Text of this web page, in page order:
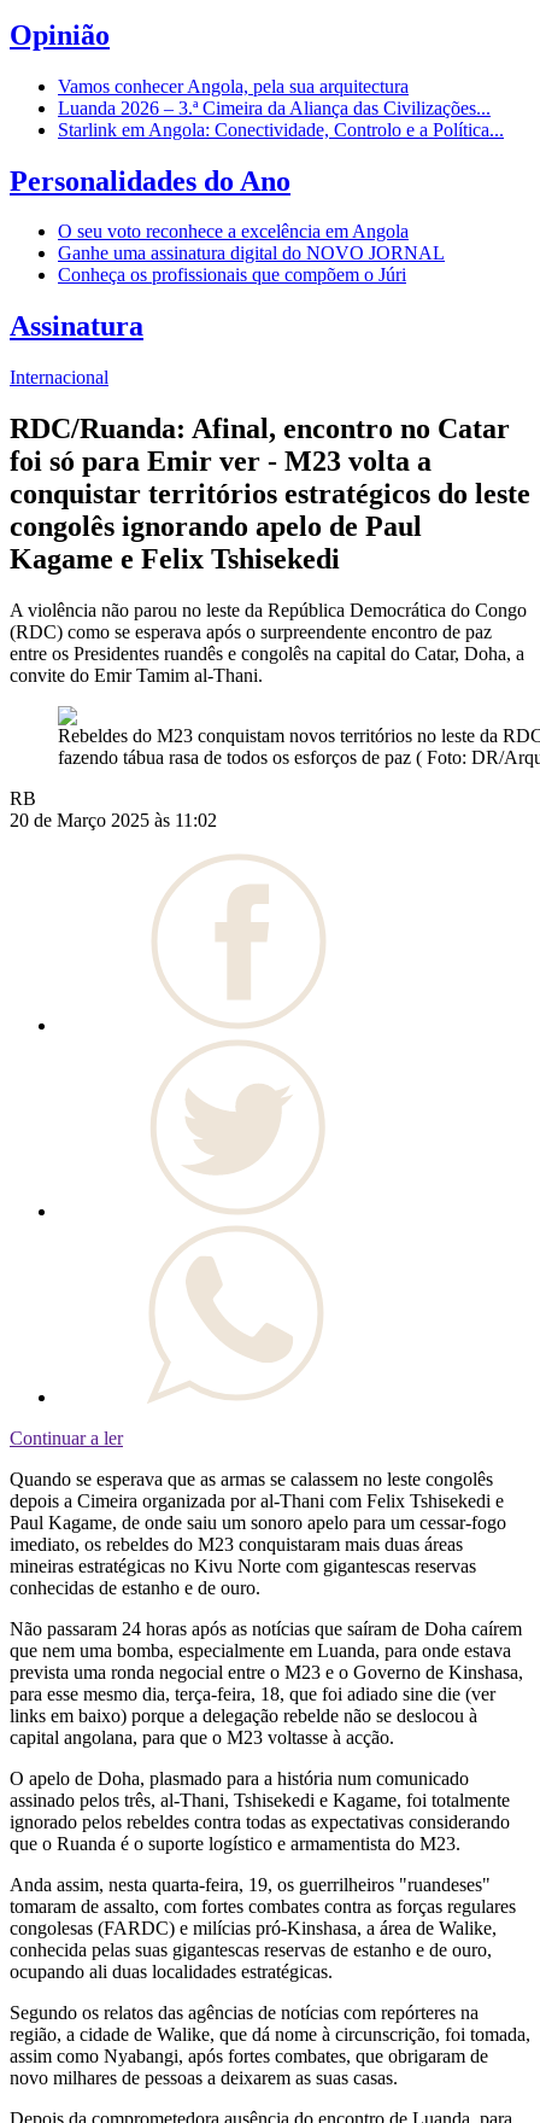
Opinião
Vamos conhecer Angola, pela sua arquitectura
Luanda 2026 – 3.ª Cimeira da Aliança das Civilizações...
Starlink em Angola: Conectividade, Controlo e a Política...
Personalidades do Ano
O seu voto reconhece a excelência em Angola
Ganhe uma assinatura digital do NOVO JORNAL
Conheça os profissionais que compõem o Júri
Assinatura
Internacional
RDC/Ruanda: Afinal, encontro no Catar
foi só para Emir ver - M23 volta a
conquistar territórios estratégicos do leste
congolês ignorando apelo de Paul
Kagame e Felix Tshisekedi
A violência não parou no leste da República Democrática do Congo
(RDC) como se esperava após o surpreendente encontro de paz
entre os Presidentes ruandês e congolês na capital do Catar, Doha, a
convite do Emir Tamim al-Thani.
Rebeldes do M23 conquistam novos territórios no leste da
fazendo tábua rasa de todos os esforços de paz ( Foto: DR/
RB
20 de Março 2025 às 11:02
Continuar a ler
Quando se esperava que as armas se calassem no leste congolês
depois a Cimeira organizada por al-Thani com Felix Tshisekedi e
Paul Kagame, de onde saiu um sonoro apelo para um cessar-fogo
imediato, os rebeldes do M23 conquistaram mais duas áreas
mineiras estratégicas no Kivu Norte com gigantescas reservas
conhecidas de estanho e de ouro.
Não passaram 24 horas após as notícias que saíram de Doha caírem
que nem uma bomba, especialmente em Luanda, para onde estava
prevista uma ronda negocial entre o M23 e o Governo de Kinshasa,
para esse mesmo dia, terça-feira, 18, que foi adiado sine die (ver
links em baixo) porque a delegação rebelde não se deslocou à
capital angolana, para que o M23 voltasse à acção.
O apelo de Doha, plasmado para a história num comunicado
assinado pelos três, al-Thani, Tshisekedi e Kagame, foi totalmente
ignorado pelos rebeldes contra todas as expectativas considerando
que o Ruanda é o suporte logístico e armamentista do M23.
Anda assim, nesta quarta-feira, 19, os guerrilheiros "ruandeses"
tomaram de assalto, com fortes combates contra as forças regulares
congolesas (FARDC) e milícias pró-Kinshasa, a área de Walike,
conhecida pelas suas gigantescas reservas de estanho e de ouro,
ocupando ali duas localidades estratégicas.
Segundo os relatos das agências de notícias com repórteres na
região, a cidade de Walike, que dá nome à circunscrição, foi tomada,
assim como Nyabangi, após fortes combates, que obrigaram de
novo milhares de pessoas a deixarem as suas casas.
Depois da comprometedora ausência do encontro de Luanda, para